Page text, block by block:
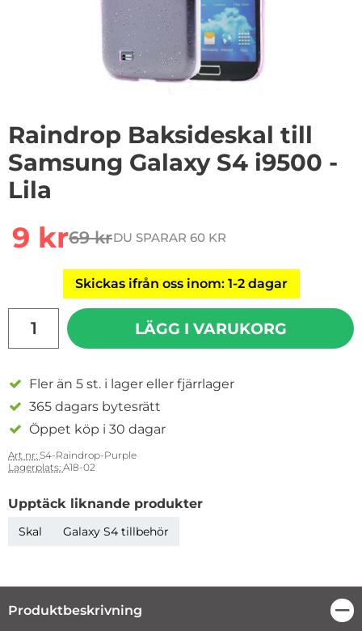
Raindrop Baksideskal till
Samsung Galaxy S4 i9500 -
Lila
rea pris
9 krtidigare pris
69 krDU SPARAR 60 KR
Skickas ifrån oss inom: 1-2 dagar
LÄGG I VARUKORG
Fler än 5 st. i lager eller fjärrlager
365 dagars bytesrätt
Öppet köp i 30 dagar
Art nr: S4-Raindrop-Purple
Lagerplats: A18-02
Upptäck liknande produkter
Skal Galaxy S4 tillbehör
Produktbeskrivning